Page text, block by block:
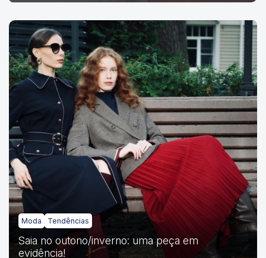
Moda Tendências
Saia no outono/inverno: uma peça em
evidência!